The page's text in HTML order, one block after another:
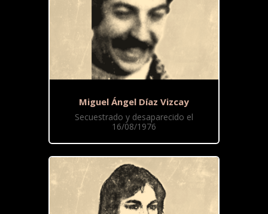
Miguel Ángel Díaz Vizcay
Secuestrado y desaparecido el
16/08/1976